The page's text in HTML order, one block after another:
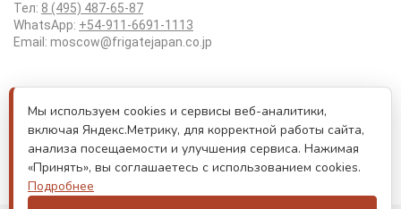
Тел: 8 (495) 487-65-87
WhatsApp: +54-911-6691-1113
Email: moscow@frigatejapan.co.jp
Положение об обработке персональных данных
Лицензия Tottori #3-92
Реестровый номер туроператора РТО 000170
Лицензия JATA номер 6175
Мы используем cookies и сервисы веб-аналитики,
включая Яндекс.Метрику, для корректной работы сайта,
анализа посещаемости и улучшения сервиса. Нажимая
«Принять», вы соглашаетесь с использованием cookies.
Подробнее